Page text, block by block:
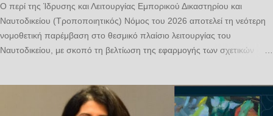
Ο περί της Ίδρυσης και Λειτουργίας Εμπορικού Δικαστηρίου και
Ναυτοδικείου (Τροποποιητικός) Νόμος του 2026 αποτελεί τη νεότερη
νομοθετική παρέμβαση στο θεσμικό πλαίσιο λειτουργίας του
Ναυτοδικείου, με σκοπό τη βελτίωση της εφαρμογής των σχετικών
εισάγονται αφορούν κυρίως δύο ζητήματα: αφενός τη διευκρίνιση της
σύνθεσης του Δικαστηρίου και αφετέρου την ενίσχυση της ευελιξίας ως